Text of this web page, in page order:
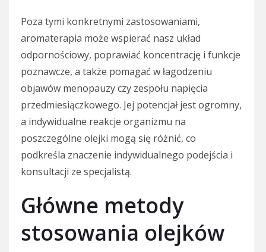
Poza tymi konkretnymi zastosowaniami,
aromaterapia może wspierać nasz układ
odpornościowy, poprawiać koncentrację i funkcje
poznawcze, a także pomagać w łagodzeniu
objawów menopauzy czy zespołu napięcia
przedmiesiączkowego. Jej potencjał jest ogromny,
a indywidualne reakcje organizmu na
poszczególne olejki mogą się różnić, co
podkreśla znaczenie indywidualnego podejścia i
konsultacji ze specjalistą.
Główne metody
stosowania olejków